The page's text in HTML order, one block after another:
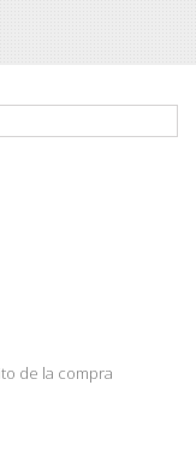
de la compra